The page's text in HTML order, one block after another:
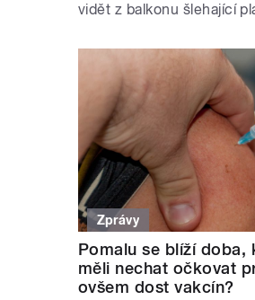
vidět z balkonu šlehající
Zprávy
Pomalu se blíží doba,
měli nechat očkovat
ovšem dost vakcín?